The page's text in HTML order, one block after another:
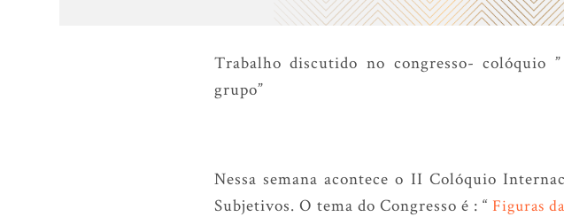
Trabalho discutido no congresso- colóquio
grupo”
Nessa semana acontece o II Colóquio
Subjetivos. O tema do Congresso é : “ Figuras